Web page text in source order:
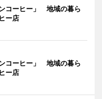
コーヒー」 地域の暮ら
ー店
コーヒー」 地域の暮ら
ー店